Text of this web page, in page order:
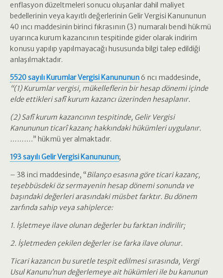
enflasyon düzeltmeleri sonucu oluşanlar dahil maliyet
bedellerinin veya kayıtlı değerlerinin Gelir Vergisi Kanununun
40 ıncı maddesinin birinci fıkrasının (3) numaralı bendi hükmü
uyarınca kurum kazancının tespitinde gider olarak indirim
konusu yapılıp yapılmayacağı hususunda bilgi talep edildiği
anlaşılmaktadır.
5520 sayılı Kurumlar Vergisi Kanununun6 ncı maddesinde,
“(1) Kurumlar vergisi, mükelleflerin bir hesap dönemi içinde
elde ettikleri safî kurum kazancı üzerinden hesaplanır.
(2) Safî kurum kazancının tespitinde, Gelir Vergisi
Kanununun ticarî kazanç hakkındaki hükümleri uygulanır.
……….” hükmü yer almaktadır.
193 sayılı Gelir Vergisi Kanununun;
– 38 inci maddesinde, “Bilanço esasına göre ticari kazanç,
teşebbüsdeki öz sermayenin hesap dönemi sonunda ve
başındaki değerleri arasındaki müsbet farktır. Bu dönem
zarfında sahip veya sahiplerce:
1. İşletmeye ilave olunan değerler bu farktan indirilir;
2. İşletmeden çekilen değerler ise farka ilave olunur.
Ticari kazancın bu suretle tespit edilmesi sırasında, Vergi
Usul Kanunu’nun değerlemeye ait hükümleri ile bu kanunun